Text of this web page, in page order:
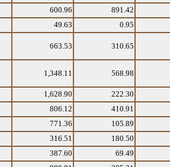
600.96 891.42
49.63 0.95
663.53 310.65
1,348.11 568.98
1,628.90 222.30
806.12 410.91
771.36 105.89
316.51 180.50
387.60 69.49